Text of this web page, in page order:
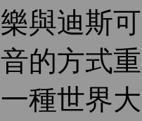
樂與迪斯
音的方式
一種世界